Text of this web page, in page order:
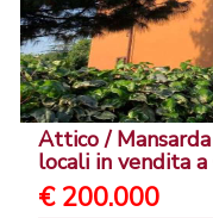
Attico /
locali in vendita a
€ 200.000